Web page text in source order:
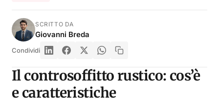
SCRITTO DA
Giovanni Breda
Condividi
Il controsoffitto rustico: cos’è
e caratteristiche